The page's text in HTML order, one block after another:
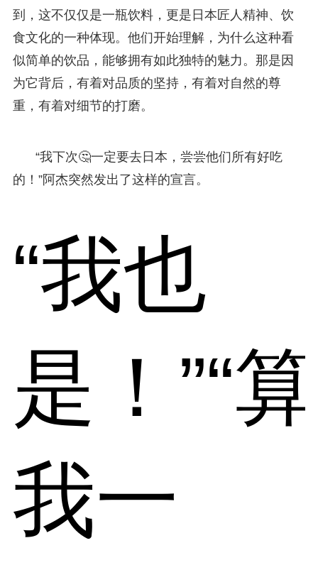
到，这不仅仅是一瓶饮料，更是日本匠人精神、饮
食文化的一种体现。他们开始理解，为什么这种看
似简单的饮品，能够拥有如此独特的魅力。那是因
为它背后，有着对品质的坚持，有着对自然的尊
重，有着对细节的打磨。
“我下次🤔一定要去日本，尝尝他们所有好吃
的！”阿杰突然发出了这样的宣言。
“我也
是！”“算
我一